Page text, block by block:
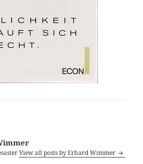
View all posts by Erhard Wimmer